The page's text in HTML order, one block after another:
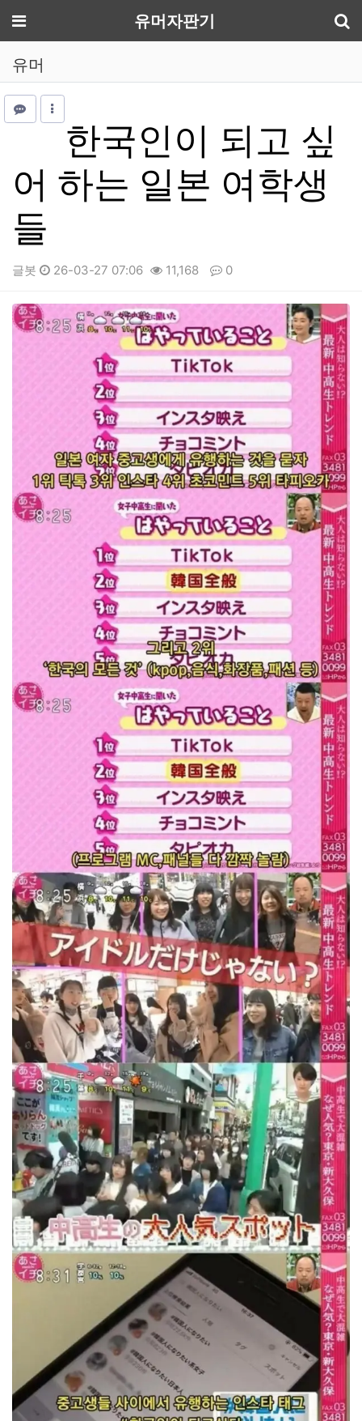
메뉴 유머자판기
유머
한국인이 되고 싶
어 하는 일본 여학생
들
글봇 26-03-27 07:06 11,168 0
본문